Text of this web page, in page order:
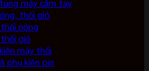
máy cầm tay
thổi gió
nóng
gió
máy thổi
phụ kiện pin